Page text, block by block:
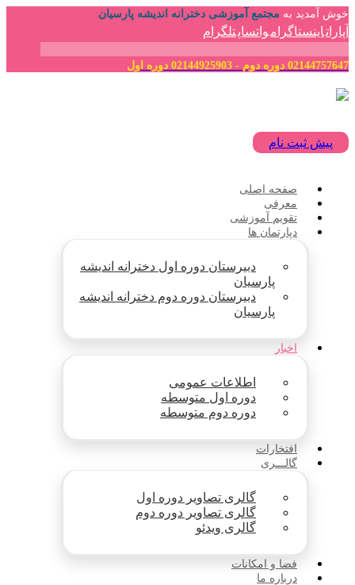
خوش آمدید به مجتمع آموزشی دخترانه اندیشه پارسیان
آپاراتاینستاگرامواتساپتلگرام
02144757647 دوره دوم - 02144925903 دوره اول
پیش ثبت نام
صفحه اصلی
معرفی
تقویم آموزشی
دپارتمان ها
دبیرستان دوره اول دخترانه اندیشه
پارسیان
دبیرستان دوره دوم دخترانه اندیشه
پارسیان
اخبار
اطلاعات عمومی
دوره اول متوسطه
دوره دوم متوسطه
افتخارات
گالـــری
گالری تصاویر دوره اول
گالری تصاویر دوره دوم
گالری ویدئو
فضا و امکانات
درباره ما